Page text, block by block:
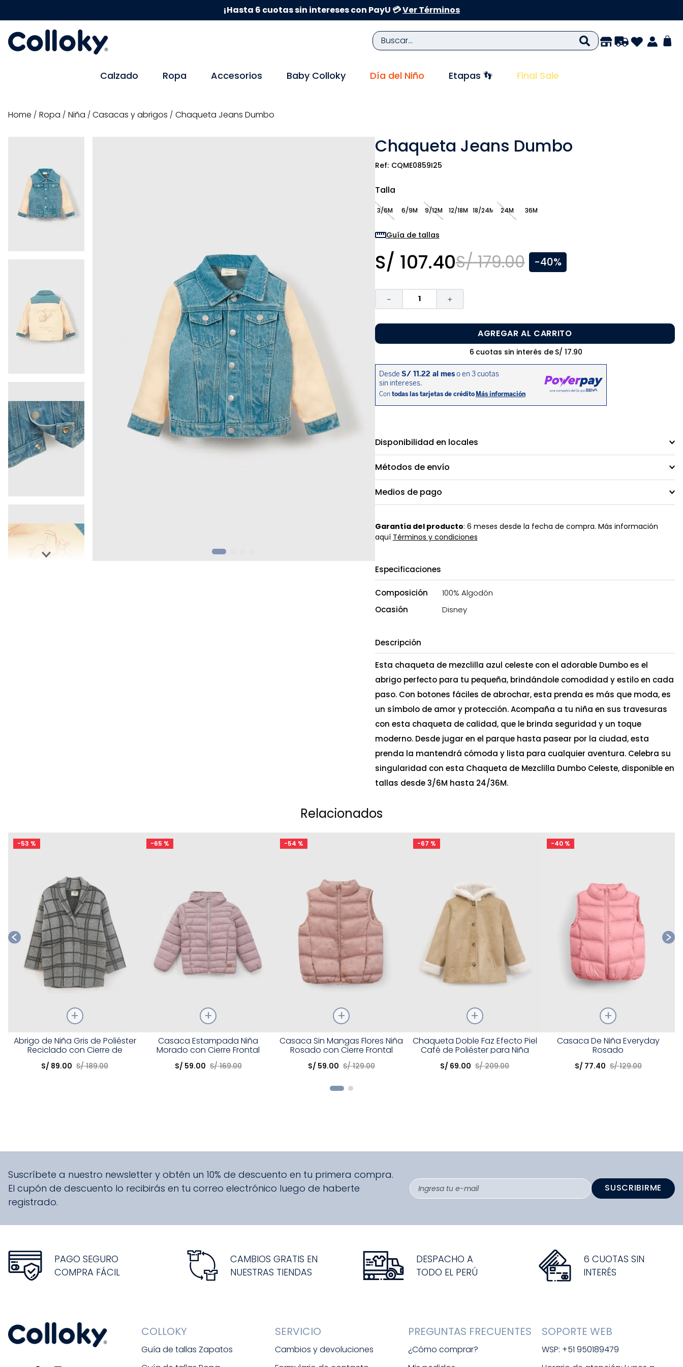
¡Hasta 6 cuotas sin intereses con PayU 💳Ver Términos
Buscar...
Calzado Ropa Accesorios Baby Colloky Día del Niño Etapas 👣 Final Sale
ropa niña casacas y abrigos Chaqueta Jeans Dumbo
Chaqueta Jeans Dumbo
CQME0859I25
Talla
3/6M 6/9M 9/12M 12/18M 18/24M 24M 36M
Guía de tallas
S/ 107.40S/ 179.00 -40%
＋
－
AGREGAR AL CARRITO
6 cuotas sin interés de S/ 17.90
Disponibilidad en locales
Métodos de envío
Medios de pago
Garantía del producto: 6 meses desde la fecha de compra. Más información
aquí Términos y condiciones
Especificaciones
Composición
100% Algodón
Ocasión
Disney
Descripción
Esta chaqueta de mezclilla azul celeste con el adorable Dumbo es el
abrigo perfecto para tu pequeña, brindándole comodidad y estilo en cada
paso. Con botones fáciles de abrochar, esta prenda es más que moda, es
un símbolo de amor y protección. Acompaña a tu niña en sus travesuras
con esta chaqueta de calidad, que le brinda seguridad y un toque
moderno. Desde jugar en el parque hasta pasear por la ciudad, esta
prenda la mantendrá cómoda y lista para cualquier aventura. Celebra su
singularidad con esta Chaqueta de Mezclilla Dumbo Celeste, disponible en
tallas desde 3/6M hasta 24/36M.
Relacionados
-53 %
Talla
Elige una opción
Abrigo de Niña Gris de Poliéster
Reciclado con Cierre de
Botones
S/ 89.00 S/ 189.00
-65 %
Elige una opción
Casaca Estampada Niña
Morado con Cierre Frontal
S/ 59.00 S/ 169.00
-54 %
Talla
Elige una opción
Casaca Sin Mangas Flores Niña
Rosado con Cierre Frontal
S/ 59.00 S/ 129.00
-67 %
Talla
Elige una opción
Chaqueta Doble Faz Efecto Piel
Café de Poliéster para Niña
S/ 69.00 S/ 209.00
-40 %
Talla
Elige una opción
Casaca De Niña Everyday
Rosado
S/ 77.40 S/ 129.00
Suscríbete a nuestro newsletter y obtén un 10% de descuento en tu primera compra.
El cupón de descuento lo recibirás en tu correo electrónico luego de haberte
registrado.
SUSCRIBIRME
PAGO SEGURO
COMPRA FÁCIL
CAMBIOS GRATIS EN
NUESTRAS TIENDAS
DESPACHO A
TODO EL PERÚ
6 CUOTAS SIN
INTERÉS
COLLOKY
Guía de tallas Zapatos
SERVICIO
Cambios y devoluciones
PREGUNTAS FRECUENTES
¿Cómo comprar?
SOPORTE WEB
WSP: +51 950189479
TÉRMINOS MÁS BUSCADOS